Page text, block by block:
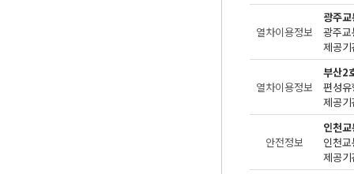
열차이용정보
광주
제공
열차이용정보
부산2
편성
제공
안전정보
인천
제공